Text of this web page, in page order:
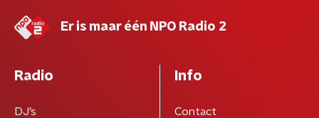
Er is maar één NPO Radio 2
Radio
DJ’s
Info
Contact